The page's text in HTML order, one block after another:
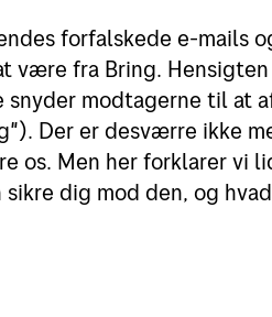
forfalskede e-mails
være fra Bring.
snyder modtagerne til at
Der er desværre ikke
os. Men her forklarer vi
dig mod den, og